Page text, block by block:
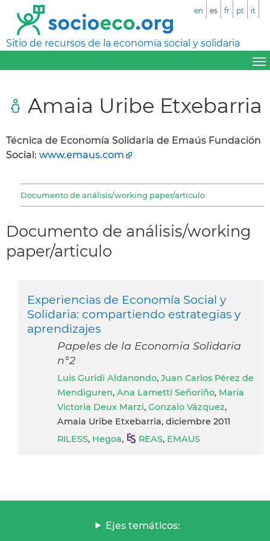
Sitio de recursos de la economía social y solidaria
en es fr pt it
Amaia Uribe Etxebarria
Técnica de Economía Solidaria de Emaús Fundación
Social: www.emaus.com
Documento de análisis/working paper/articulo
Documento de análisis/working
paper/articulo
Experiencias de Economía Social y
Solidaria: compartiendo estrategias y
aprendizajes
Papeles de la Economia Solidaria
n°2
Luis Guridi Aldanondo, Juan Carlos Pérez de
Mendiguren, Ana Lametti Señoriño, María
Victoria Deux Marzi, Gonzalo Vázquez,
Amaia Uribe Etxebarria, diciembre 2011
RILESS, Hegoa, REAS, EMAUS
Ejes temáticos: